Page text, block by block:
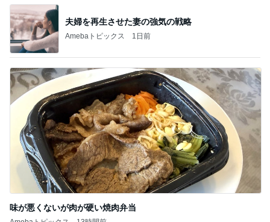
夫婦を再生させた妻の強気の戦略
Amebaトピックス 1日前
味が悪くないが肉が硬い焼肉弁当